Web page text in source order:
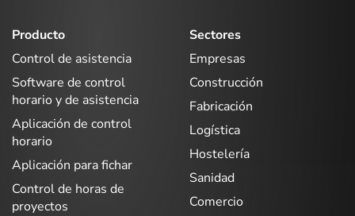
Producto
Control de asistencia
Software de control
horario y de asistencia
Aplicación de control
horario
Aplicación para fichar
Control de horas de
proyectos
Sectores
Empresas
Construcción
Fabricación
Logística
Hostelería
Sanidad
Comercio